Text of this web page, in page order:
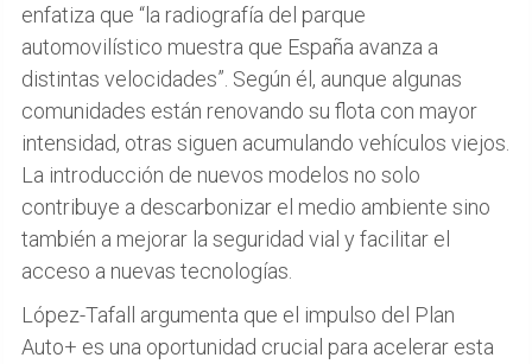
enfatiza que “la radiografía del parque
automovilístico muestra que España avanza a
distintas velocidades”. Según él, aunque algunas
comunidades están renovando su flota con mayor
intensidad, otras siguen acumulando vehículos viejos.
La introducción de nuevos modelos no solo
contribuye a descarbonizar el medio ambiente sino
también a mejorar la seguridad vial y facilitar el
acceso a nuevas tecnologías.
López-Tafall argumenta que el impulso del Plan
Auto+ es una oportunidad crucial para acelerar esta